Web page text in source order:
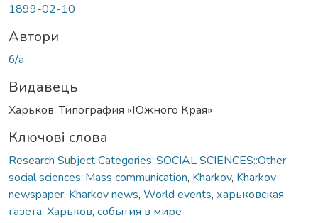
1899-02-10
Автори
б/а
Видавець
Харьков: Типография «Южного Края»
Ключові слова
Research Subject Categories::SOCIAL SCIENCES::Other
social sciences::Mass communication, Kharkov, Kharkov
newspaper, Kharkov news, World events, харьковская
газета, Харьков, события в мире